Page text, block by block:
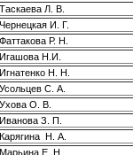
Таскаева Л. В.
Чернецкая И. Г.
Фаттакова Р. Н.
Игашова Н.И.
Игнатенко Н. Н.
Усольцев С. А.
Ухова О. В.
Иванова З. П.
Карягина Н. А.
Марьина Е. Н.